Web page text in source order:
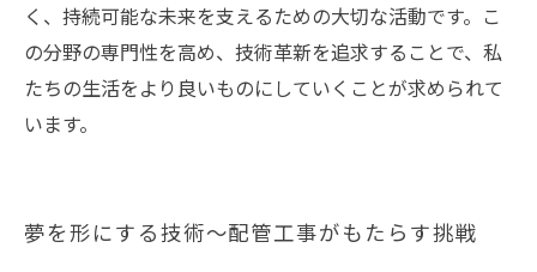
く、持続可能な未来を支えるための大切な活動です。こ
の分野の専門性を高め、技術革新を追求することで、私
たちの生活をより良いものにしていくことが求められて
います。
夢を形にする技術〜配管工事がもたらす挑戦